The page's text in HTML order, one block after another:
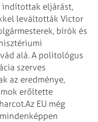
indítottak eljárást,
leváltották Victor
bírók és
alá. A politológus
szerves
az eredménye,
erőltette
Az EU még